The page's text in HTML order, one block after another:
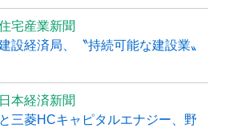
宅産業新聞
設経済局、〝持続可能な建設業〟
日本経済新聞
三菱HCキャピタルエナジー、野